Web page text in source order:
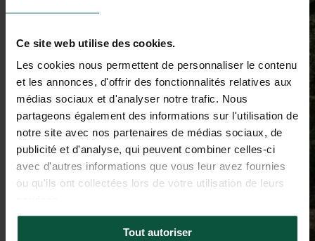
Ce site web utilise des cookies.
Les cookies nous permettent de personnaliser le contenu
et les annonces, d'offrir des fonctionnalités relatives aux
médias sociaux et d'analyser notre trafic. Nous
partageons également des informations sur l'utilisation de
notre site avec nos partenaires de médias sociaux, de
publicité et d'analyse, qui peuvent combiner celles-ci
avec d'autres informations que vous leur avez fournies
ou qu'ils ont collectées lors de votre utilisation de leurs
Tout autoriser